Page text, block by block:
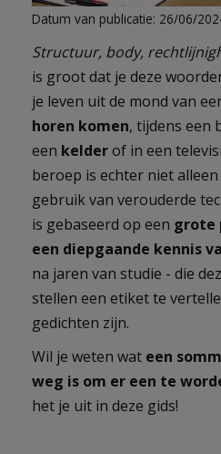
Datum van publicatie: 26/06/
Structuur, body,
is groot dat je deze
je leven uit de mond van
horen komen, tijdens een
een kelderof in een
beroep is echter niet
gebruik van verouderde
is gebaseerd op een grote
een diepgaande kennis
na jaren van studie - die
stellen een etiket te
gedichten zijn.
Wil je weten wat een
weg is om er een te
het je uit in deze gids!